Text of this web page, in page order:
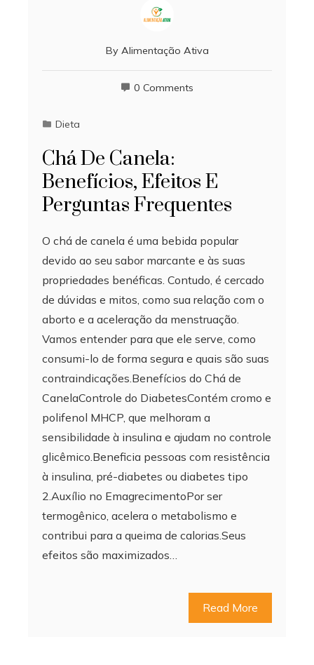
By Alimentação Ativa
0 Comments
Dieta
Chá De Canela:
Benefícios, Efeitos E
Perguntas Frequentes
O chá de canela é uma bebida popular
devido ao seu sabor marcante e às suas
propriedades benéficas. Contudo, é cercado
de dúvidas e mitos, como sua relação com o
aborto e a aceleração da menstruação.
Vamos entender para que ele serve, como
consumi-lo de forma segura e quais são suas
contraindicações.Benefícios do Chá de
CanelaControle do DiabetesContém cromo e
polifenol MHCP, que melhoram a
sensibilidade à insulina e ajudam no controle
glicêmico.Beneficia pessoas com resistência
à insulina, pré-diabetes ou diabetes tipo
2.Auxílio no EmagrecimentoPor ser
termogênico, acelera o metabolismo e
contribui para a queima de calorias.Seus
efeitos são maximizados…
Read More